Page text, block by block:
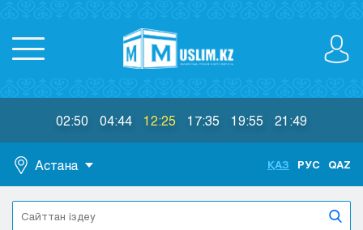
02:50 04:44 12:25 17:35 19:55 21:49
Астана
Астана
Алматы
ҚАЗ РУС QAZ